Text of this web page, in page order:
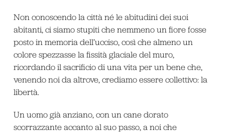
Non conoscendo la città né le abitudini dei suoi
abitanti, ci siamo stupiti che nemmeno un fiore fosse
posto in memoria dell’ucciso, così che almeno un
colore spezzasse la fissità glaciale del muro,
ricordando il sacrificio di una vita per un bene che,
venendo noi da altrove, crediamo essere collettivo: la
libertà.
Un uomo già anziano, con un cane dorato
scorrazzante accanto al suo passo, a noi che